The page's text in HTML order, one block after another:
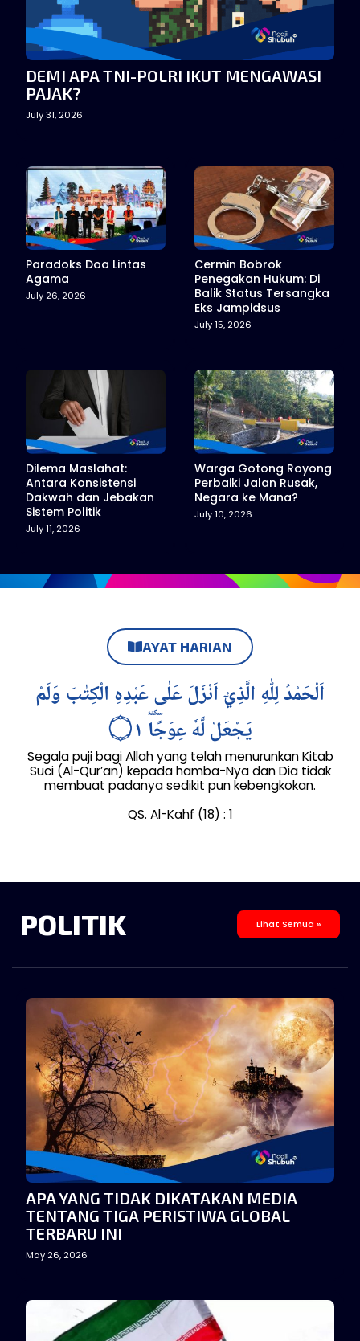
DEMI APA TNI-POLRI IKUT MENGAWASI
PAJAK?
July 31, 2026
Paradoks Doa Lintas
Agama
July 26, 2026
Cermin Bobrok
Penegakan Hukum: Di
Balik Status Tersangka
Eks Jampidsus
July 15, 2026
Dilema Maslahat:
Antara Konsistensi
Dakwah dan Jebakan
Sistem Politik
July 11, 2026
Warga Gotong Royong
Perbaiki Jalan Rusak,
Negara ke Mana?
July 10, 2026
AYAT HARIAN
اَلْحَمْدُ لِلّٰهِ الَّذِيْٓ اَنْزَلَ عَلٰى عَبْدِهِ الْكِتٰبَ وَلَمْ
يَجْعَلْ لَّهٗ عِوَجًاࣝ ۝١
Segala puji bagi Allah yang telah menurunkan Kitab
Suci (Al-Qur’an) kepada hamba-Nya dan Dia tidak
membuat padanya sedikit pun kebengkokan.
QS. Al-Kahf (18) : 1
POLITIK Lihat Semua »
APA YANG TIDAK DIKATAKAN MEDIA
TENTANG TIGA PERISTIWA GLOBAL
TERBARU INI
May 26, 2026